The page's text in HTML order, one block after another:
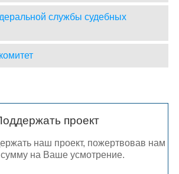
службы судебных
проект
наш проект, пожертвовав нам
на Ваше усмотрение.